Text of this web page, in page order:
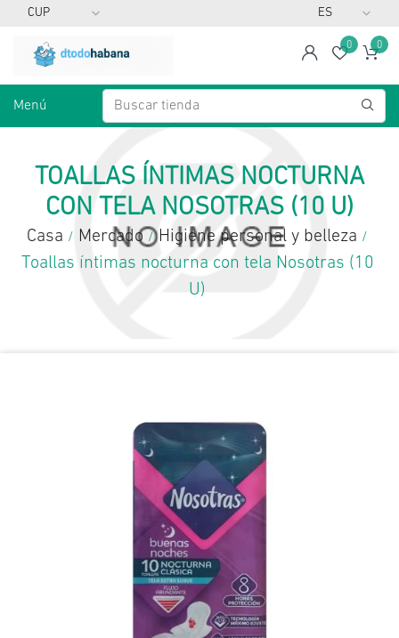
spanLista
0 0
Menú
TOALLAS ÍNTIMAS NOCTURNA
CON TELA NOSOTRAS (10 U)
Casa / Mercado / Higiene personal y belleza /
Toallas íntimas nocturna con tela Nosotras (10
U)